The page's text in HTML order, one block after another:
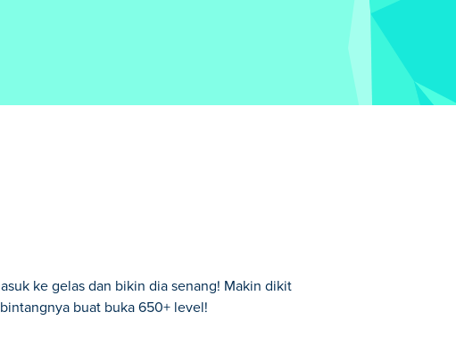
ke gelas dan bikin dia senang! Makin dikit
buat buka 650+ level!